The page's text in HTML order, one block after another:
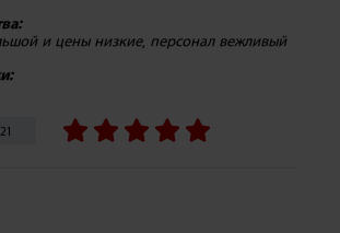
и цены низкие, персонал вежливый